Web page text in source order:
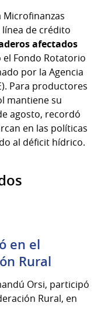
de crédito
afectados
el Fondo Rotatorio
por la Agencia
Para productores
mantiene su
agosto, recordó
en las políticas
al déficit hídrico.
en el
Rural
Orsi, participó
Rural, en